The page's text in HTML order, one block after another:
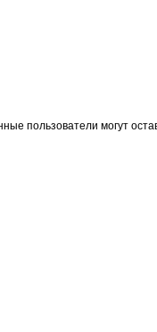
пользователи могут